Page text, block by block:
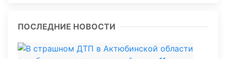
ПОСЛЕДНИЕ НОВОСТИ